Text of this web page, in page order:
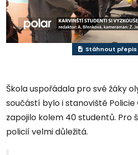
Stáhnout přepis
Škola uspořádala pro své žáky
součástí bylo i stanoviště Policie
zapojilo kolem 40 studentů. Pro
policií velmi důležitá.